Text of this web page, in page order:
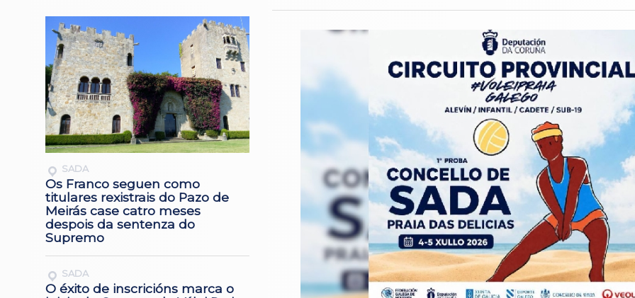
SADA
Os Franco seguen como
titulares rexistrais do Pazo de
Meirás case catro meses
despois da sentenza do
Supremo
SADA
O éxito de inscricións marca o